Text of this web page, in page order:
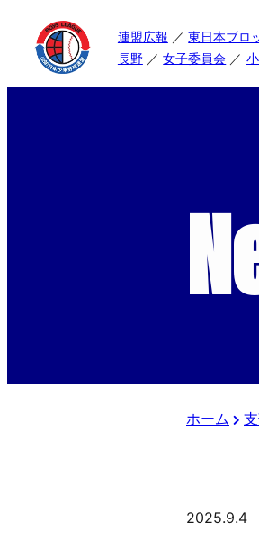
連盟広報 東日本ブロ
長野
女子委員会
ホーム
2025.9.4